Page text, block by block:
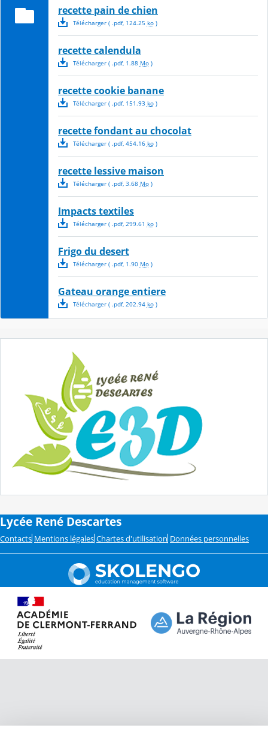
recette pain de chien
Télécharger( .pdf, 124.25 ko)
recette calendula
Télécharger( .pdf, 1.88 Mo)
recette cookie banane
Télécharger( .pdf, 151.93 ko)
recette fondant au chocolat
Télécharger( .pdf, 454.16 ko)
recette lessive maison
Télécharger( .pdf, 3.68 Mo)
Impacts textiles
Télécharger( .pdf, 299.61 ko)
Frigo du desert
Télécharger( .pdf, 1.90 Mo)
Gateau orange entiere
Télécharger( .pdf, 202.94 ko)
Lycée René Descartes
Contacts Mentions légales Chartes d'utilisation Données personnelles